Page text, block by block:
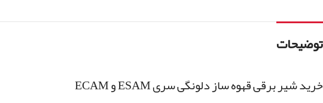
توضیحات
خرید شیر برقی قهوه ساز دلونگی سری ESAM و ECAM